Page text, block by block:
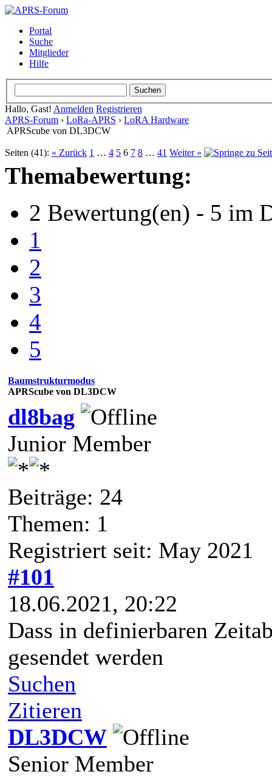
Portal
Suche
Mitglieder
Hilfe
Hallo, Gast! Anmelden Registrieren
APRS-Forum › LoRa-APRS › LoRA Hardware
APRScube von DL3DCW
Seiten (41): « Zurück 1 … 4 5 6 7 8 … 41 Weiter »
Themabewertung:
2 Bewertung(en) - 5 im
1
2
3
4
5
Baumstrukturmodus
APRScube von DL3DCW
dl8bag
Junior Member
Beiträge: 24
Themen: 1
Registriert seit: May 2021
#101
18.06.2021, 20:22
Dass in definierbaren
gesendet werden
Suchen
Zitieren
DL3DCW
Senior Member